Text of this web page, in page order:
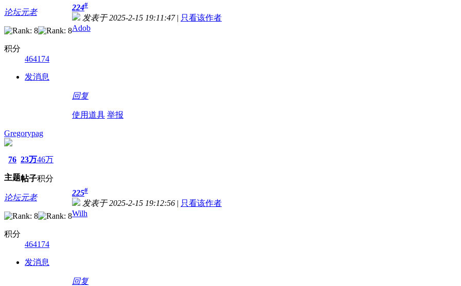
论坛元老
积分
464174
发消息
224#
发表于 2025-2-15 19:11:47 | 只看该作者
Adob
回复
使用道具 举报
Gregorypag
76
主题
23万
帖子
46万
积分
论坛元老
积分
464174
发消息
225#
发表于 2025-2-15 19:12:56 | 只看该作者
Wilh
回复